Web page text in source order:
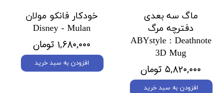
ماگ سه بعدی
دفترچه مرگ
ABYstyle : Deathnote
3D Mug
۵,۸۲۰,۰۰۰ تومان
افزودن به سبد خرید
خودکار فانکو مولان
Disney - Mulan
۱,۶۸۰,۰۰۰ تومان
افزودن به سبد خرید